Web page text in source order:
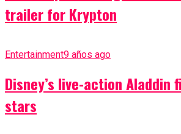
trailer for Krypton
Entertainment9 años ago
Disney’s live-action Aladdin
stars